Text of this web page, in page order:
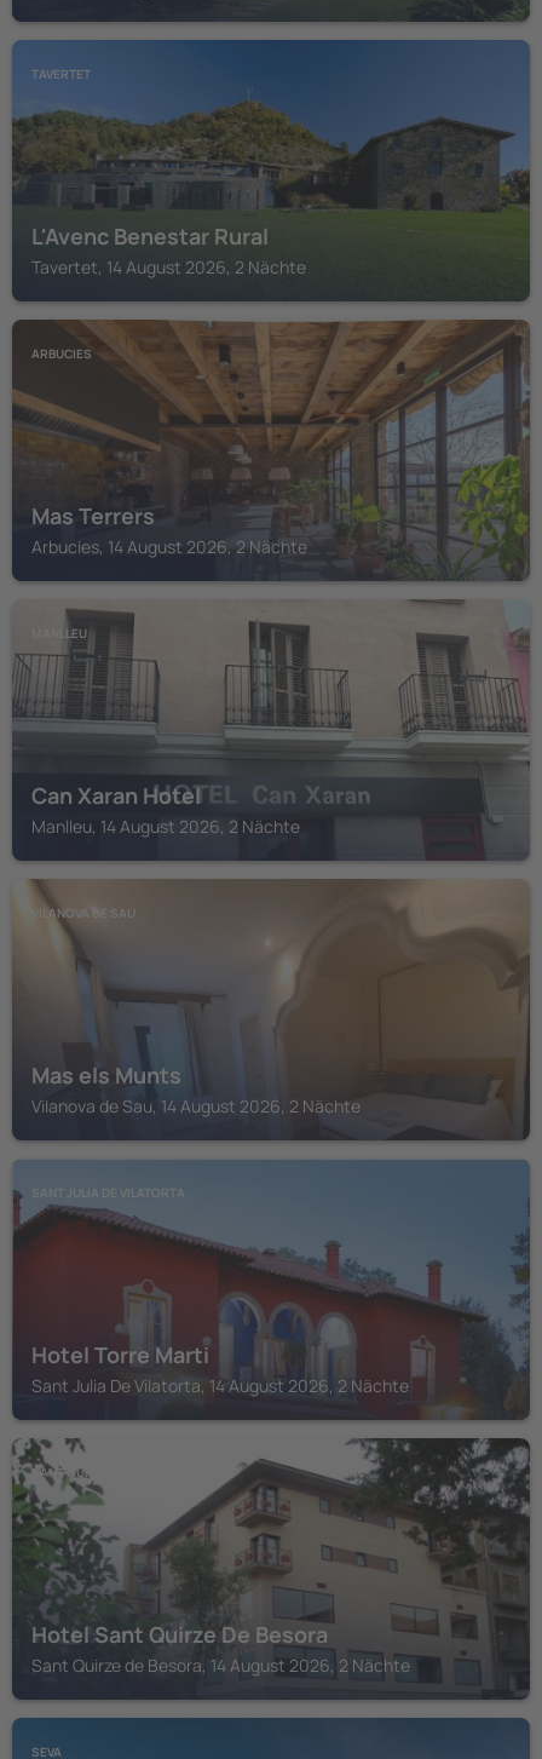
TAVERTET
L'Avenc Benestar Rural
Tavertet, 14 August 2026, 2 Nächte
ARBUCIES
Mas Terrers
Arbucies, 14 August 2026, 2 Nächte
MANLLEU
Can Xaran Hotel
Manlleu, 14 August 2026, 2 Nächte
VILANOVA DE SAU
Mas els Munts
Vilanova de Sau, 14 August 2026, 2 Nächte
SANT JULIA DE VILATORTA
Hotel Torre Marti
Sant Julia De Vilatorta, 14 August 2026, 2 Nächte
SANT QUIRZE DE BESORA
Hotel Sant Quirze De Besora
Sant Quirze de Besora, 14 August 2026, 2 Nächte
SEVA